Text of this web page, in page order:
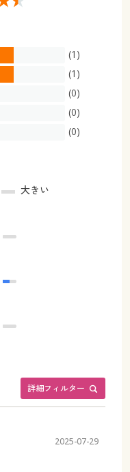
(1)
(1)
(0)
(0)
(0)
大きい
詳細フィルター
2025-07-29